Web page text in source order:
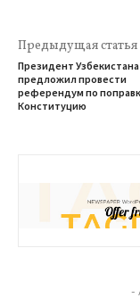
Предыдущая статья
Президент Узбекистана
предложил провести
референдум по
Конституцию
-